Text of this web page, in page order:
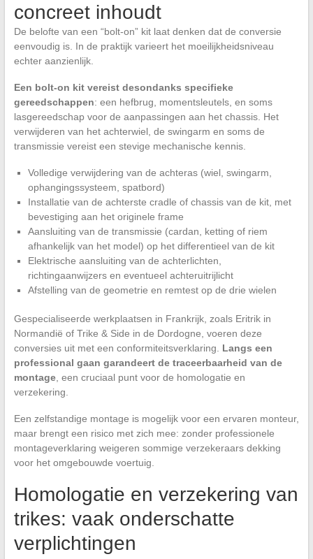
concreet inhoudt
De belofte van een “bolt-on” kit laat denken dat de conversie
eenvoudig is. In de praktijk varieert het moeilijkheidsniveau
echter aanzienlijk.
Een bolt-on kit vereist desondanks specifieke
gereedschappen: een hefbrug, momentsleutels, en soms
lasgereedschap voor de aanpassingen aan het chassis. Het
verwijderen van het achterwiel, de swingarm en soms de
transmissie vereist een stevige mechanische kennis.
Volledige verwijdering van de achteras (wiel, swingarm,
ophangingssysteem, spatbord)
Installatie van de achterste cradle of chassis van de kit, met
bevestiging aan het originele frame
Aansluiting van de transmissie (cardan, ketting of riem
afhankelijk van het model) op het differentieel van de kit
Elektrische aansluiting van de achterlichten,
richtingaanwijzers en eventueel achteruitrijlicht
Afstelling van de geometrie en remtest op de drie wielen
Gespecialiseerde werkplaatsen in Frankrijk, zoals Eritrik in
Normandië of Trike & Side in de Dordogne, voeren deze
conversies uit met een conformiteitsverklaring. Langs een
professional gaan garandeert de traceerbaarheid van de
montage, een cruciaal punt voor de homologatie en
verzekering.
Een zelfstandige montage is mogelijk voor een ervaren monteur,
maar brengt een risico met zich mee: zonder professionele
montageverklaring weigeren sommige verzekeraars dekking
voor het omgebouwde voertuig.
Homologatie en verzekering van
trikes: vaak onderschatte
verplichtingen